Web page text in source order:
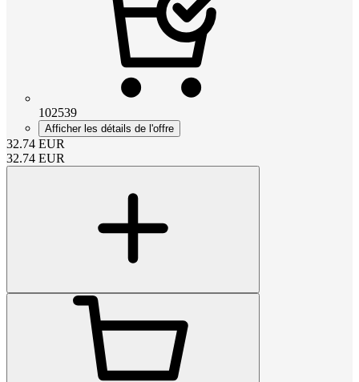
102539
Afficher les détails de l'offre
32.74 EUR
32.74 EUR